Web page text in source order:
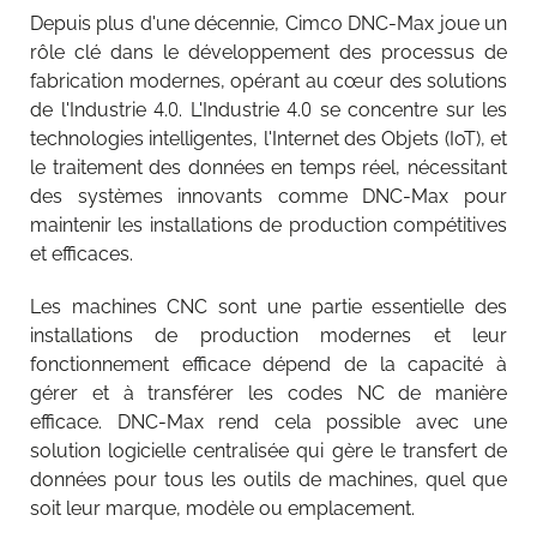
Depuis plus d'une décennie, Cimco DNC-Max joue un
rôle clé dans le développement des processus de
fabrication modernes, opérant au cœur des solutions
de l'Industrie 4.0. L'Industrie 4.0 se concentre sur les
technologies intelligentes, l'Internet des Objets (IoT), et
le traitement des données en temps réel, nécessitant
des systèmes innovants comme DNC-Max pour
maintenir les installations de production compétitives
et efficaces.
Les machines CNC sont une partie essentielle des
installations de production modernes et leur
fonctionnement efficace dépend de la capacité à
gérer et à transférer les codes NC de manière
efficace. DNC-Max rend cela possible avec une
solution logicielle centralisée qui gère le transfert de
données pour tous les outils de machines, quel que
soit leur marque, modèle ou emplacement.